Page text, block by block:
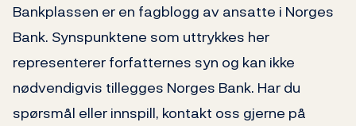
Bankplassen er en fagblogg av ansatte i Norges
Bank. Synspunktene som uttrykkes her
representerer forfatternes syn og kan ikke
nødvendigvis tillegges Norges Bank. Har du
spørsmål eller innspill, kontakt oss gjerne på